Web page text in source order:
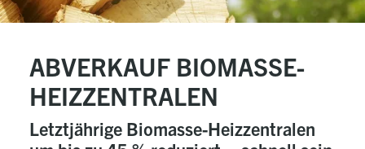
ABVERKAUF BIOMASSE-
HEIZZENTRALEN
Letztjährige Biomasse-Heizzentralen